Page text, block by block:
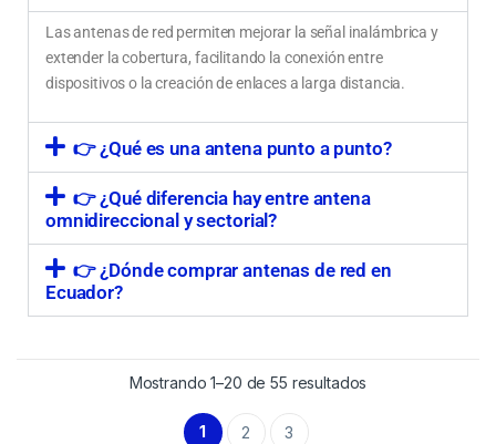
Las antenas de red permiten mejorar la señal inalámbrica y
extender la cobertura, facilitando la conexión entre
dispositivos o la creación de enlaces a larga distancia.
👉 ¿Qué es una antena punto a punto?
👉 ¿Qué diferencia hay entre antena
omnidireccional y sectorial?
👉 ¿Dónde comprar antenas de red en
Ecuador?
Mostrando 1–20 de 55 resultados
1 2 3